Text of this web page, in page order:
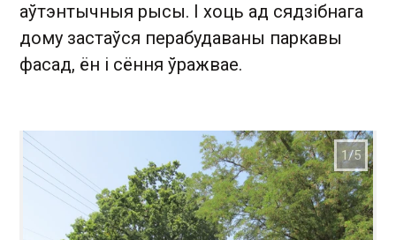
аўтэнтычныя рысы. І хоць ад сядзібнага
дому застаўся перабудаваны паркавы
фасад, ён і сёння ўражвае.